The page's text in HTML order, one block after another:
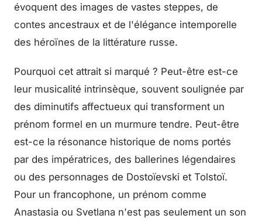
évoquent des images de vastes steppes, de
contes ancestraux et de l'élégance intemporelle
des héroïnes de la littérature russe.
Pourquoi cet attrait si marqué ? Peut-être est-ce
leur musicalité intrinsèque, souvent soulignée par
des diminutifs affectueux qui transforment un
prénom formel en un murmure tendre. Peut-être
est-ce la résonance historique de noms portés
par des impératrices, des ballerines légendaires
ou des personnages de Dostoïevski et Tolstoï.
Pour un francophone, un prénom comme
Anastasia ou Svetlana n'est pas seulement un son